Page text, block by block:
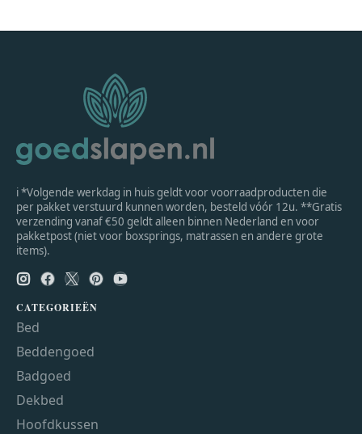
ℹ *Volgende werkdag in huis geldt voor voorraadproducten die
per pakket verstuurd kunnen worden, besteld vóór 12u. **Gratis
verzending vanaf €50 geldt alleen binnen Nederland en voor
pakketpost (niet voor boxsprings, matrassen en andere grote
items).
CATEGORIEËN
Bed
Beddengoed
Badgoed
Dekbed
Hoofdkussen